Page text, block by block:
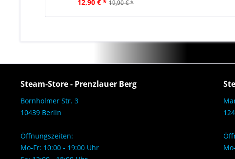
12,90 € * 19,90 € *
Steam-Store - Prenzlauer Berg
Bornholmer Str. 3
10439 Berlin
Öffnungszeiten:
Mo-Fr: 10:00 - 19:00 Uhr